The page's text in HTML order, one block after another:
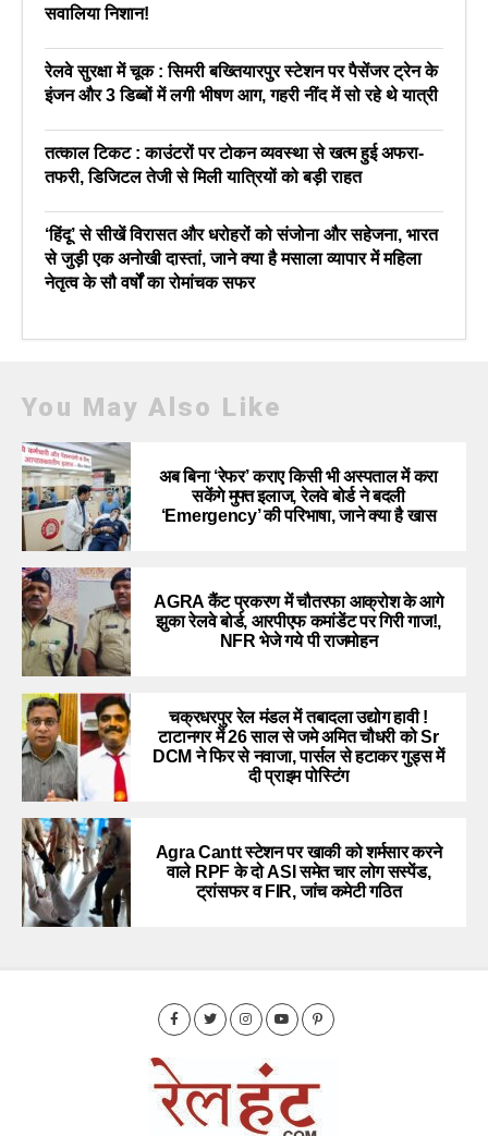
सवालिया निशान!
रेलवे सुरक्षा में चूक : सिमरी बख्तियारपुर स्टेशन पर पैसेंजर ट्रेन के
इंजन और 3 डिब्बों में लगी भीषण आग, गहरी नींद में सो रहे थे यात्री
तत्काल टिकट : काउंटरों पर टोकन व्यवस्था से खत्म हुई अफरा-
तफरी, डिजिटल तेजी से मिली यात्रियों को बड़ी राहत
‘हिंदू’ से सीखें विरासत और धरोहरों को संजोना और सहेजना, भारत
से जुड़ी एक अनोखी दास्तां, जाने क्या है मसाला व्यापार में महिला
नेतृत्व के सौ वर्षों का रोमांचक सफर
You May Also Like
अब बिना ‘रेफर’ कराए किसी भी अस्पताल में करा
सकेंगे मुफ्त इलाज, रेलवे बोर्ड ने बदली
‘Emergency’ की परिभाषा, जाने क्या है खास
AGRA कैंट प्रकरण में चौतरफा आक्रोश के आगे
झुका रेलवे बोर्ड, आरपीएफ कमांडेंट पर गिरी गाज!,
NFR भेजे गये पी राजमोहन
चक्रधरपुर रेल मंडल में तबादला उद्योग हावी !
टाटानगर में 26 साल से जमे अमित चौधरी को Sr
DCM ने फिर से नवाजा, पार्सल से हटाकर गुड्स में
दी प्राइम पोस्टिंग
Agra Cantt स्टेशन पर खाकी को शर्मसार करने
वाले RPF के दो ASI समेत चार लोग सस्पेंड,
ट्रांसफर व FIR, जांच कमेटी गठित